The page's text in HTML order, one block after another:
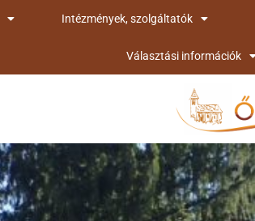
Intézmények, szolgáltatók
Választási információk